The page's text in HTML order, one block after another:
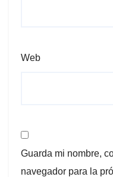
Web
Guarda mi nombre,
navegador para la